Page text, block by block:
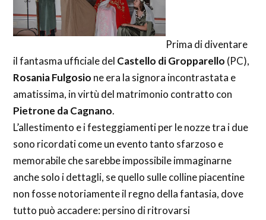
Prima di diventare
il fantasma ufficiale del Castello di Gropparello (PC),
Rosania Fulgosio ne era la signora incontrastata e
amatissima, in virtù del matrimonio contratto con
Pietrone da Cagnano.
L’allestimento e i festeggiamenti per le nozze tra i due
sono ricordati come un evento tanto sfarzoso e
memorabile che sarebbe impossibile immaginarne
anche solo i dettagli, se quello sulle colline piacentine
non fosse notoriamente il regno della fantasia, dove
tutto può accadere: persino di ritrovarsi